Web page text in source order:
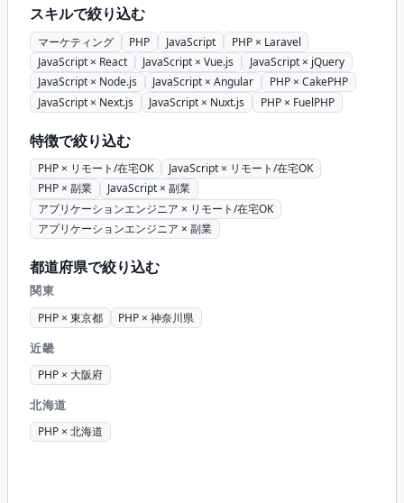
スキルで絞り込む
マーケティング PHP JavaScript
PHP × Laravel
JavaScript × React
JavaScript × Vue.js
JavaScript × jQuery
JavaScript × Node.js
JavaScript × Angular
PHP × CakePHP
JavaScript × Next.js
JavaScript × Nuxt.js PHP × FuelPHP
特徴で絞り込む
PHP × リモート/在宅OK
JavaScript × リモート/在宅OK
PHP × 副業
JavaScript × 副業
アプリケーションエンジニア × リモート/在宅OK
アプリケーションエンジニア × 副業
都道府県で絞り込む
関東
PHP × 東京都 PHP × 神奈川県
近畿
PHP × 大阪府
北海道
PHP × 北海道